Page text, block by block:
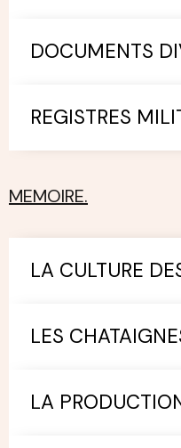
DOCUMENTS
REGISTRES
MEMOIRE.
LA CULTURE
LES
LA